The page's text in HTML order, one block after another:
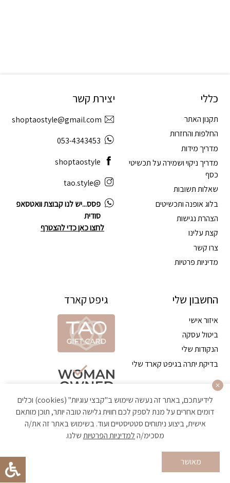
כללי
תקנון האתר
החלפות והחזרות
מדריך מידות
מדריך ניקוי ושמירה על תכשיטי
כסף
שאלות תשובות
בלוג אופנה ותכשיטים
הצהרת נגישות
קצת עלינו
צרו קשר
מדיניות פרטיות
החשבון שלי
איזור אישי
ביטול עסקה
הנקודות שלי
בדיקת יתרה בגיפט קארד שלי
יצירת קשר
shoptaostyle@gmail.com
053-4343453
shoptaostyle
@tao.style
פסס...יש לנו קבוצת וואטסאפ
סודית
לחצו כאן כדי להצטרף
גיפט קארד
הקניה באתר מאובטחת ועומדת בתקן האבטחה הגבוה ביותר
לידיעתכם, באתר זה נעשה שימוש ב"קבצי עוגיות" (cookies) וכלים
דומים אחרים על מנת לספק לכם חווית גלישה טובה יותר, תוכן מותאם
אישית, ביצוע ניתוחים סטטיסטיים ועוד. בשימוש באתר זה את/ה
מסכימ/הלמדיניות הפרטיותשלנו.
מאושר